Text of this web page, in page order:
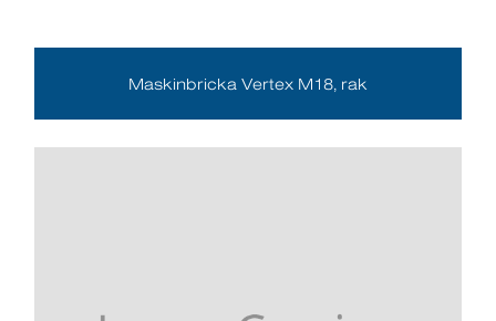
Maskinbricka Vertex M18, rak